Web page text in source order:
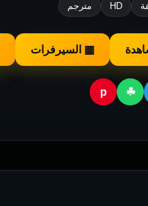
HD مترجم
▦ السيرفرات
☘
p